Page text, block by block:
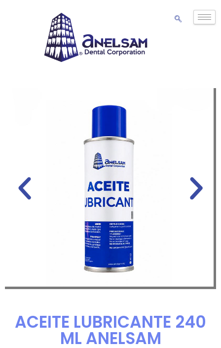
ACEITE LUBRICANTE 240
ML ANELSAM